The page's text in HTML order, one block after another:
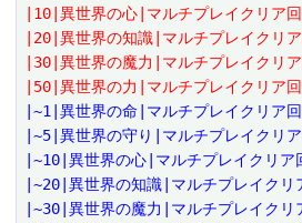
|10|異世界の心|マルチプレイクリア
|20|異世界の知識|マルチプレイクリ
|30|異世界の魔力|マルチプレイクリア
|50|異世界の力|マルチプレイクリア
|~1|異世界の命|マルチプレイクリア回
|~5|異世界の守り|マルチプレイクリ
|~10|異世界の心|マルチプレイクリア
|~20|異世界の知識|マルチプレイクリ
|~30|異世界の魔力|マルチプレイクリ